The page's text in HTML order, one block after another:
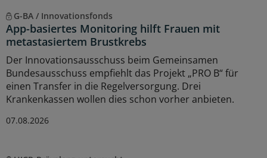
G-BA / Innovationsfonds
App-basiertes Monitoring hilft Frauen mit
metastasiertem Brustkrebs
Der Innovationsausschuss beim Gemeinsamen
Bundesausschuss empfiehlt das Projekt „PRO B“ für
einen Transfer in die Regelversorgung. Drei
Krankenkassen wollen dies schon vorher anbieten.
07.08.2026